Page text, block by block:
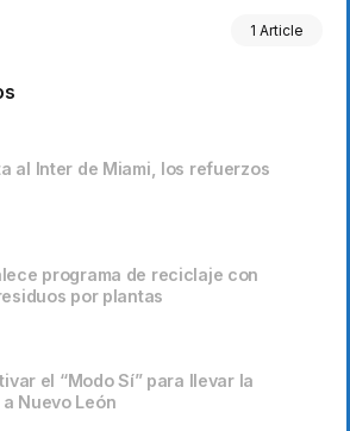
1 Article
al Inter de Miami, los refuerzos
programa de reciclaje con
por plantas
el “Modo Sí” para llevar la
Nuevo León